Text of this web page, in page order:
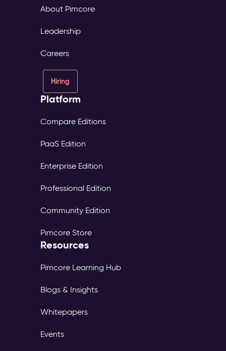
About Pimcore
Leadership
Careers
Hiring
Platform
Compare Editions
PaaS Edition
Enterprise Edition
Professional Edition
Community Edition
Pimcore Store
Resources
Pimcore Learning Hub
Blogs & Insights
Whitepapers
Events